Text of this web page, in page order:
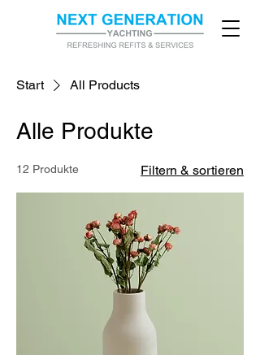
Start All Products
Alle Produkte
12 Produkte Filtern & sortieren